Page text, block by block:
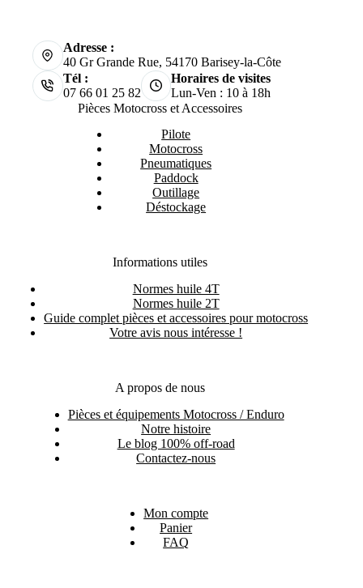
Adresse :
40 Gr Grande Rue, 54170 Barisey-la-Côte
Tél :
07 66 01 25 82
Horaires de visites
Lun-Ven : 10 à 18h
Pièces Motocross et Accessoires
Pilote
Motocross
Pneumatiques
Paddock
Outillage
Déstockage
Informations utiles
Normes huile 4T
Normes huile 2T
Guide complet pièces et accessoires pour motocross
Votre avis nous intéresse !
A propos de nous
Pièces et équipements Motocross / Enduro
Notre histoire
Le blog 100% off-road
Contactez-nous
Mon compte
Panier
FAQ